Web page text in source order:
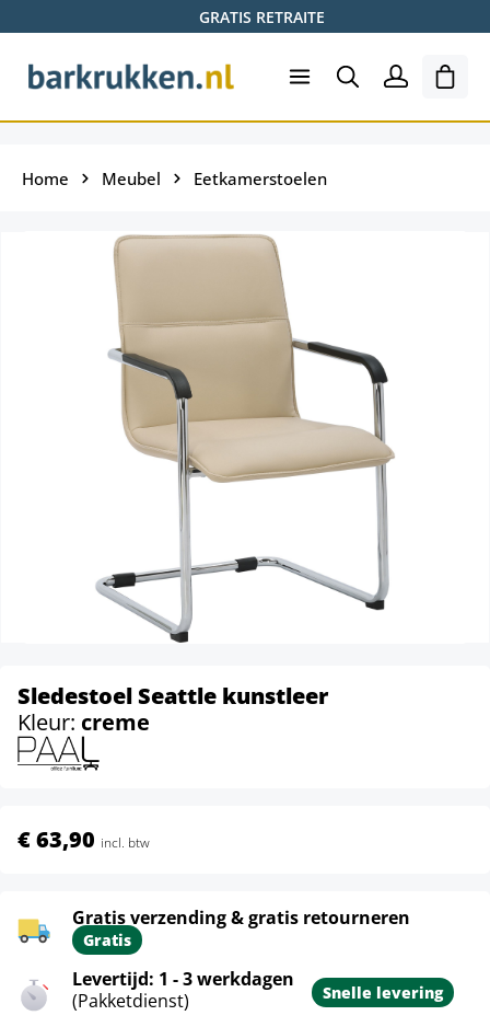
GRATIS RETRAITE
Home Meubel Eetkamerstoelen
Sledestoel Seattle kunstleer
Kleur: creme
€ 63,90 incl. btw
Gratis verzending & gratis retourneren
Gratis
Levertijd: 1 - 3 werkdagen
(Pakketdienst)
Snelle levering